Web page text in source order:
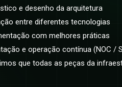
e desenho da arquitetura
entre diferentes tecnologias
com melhores práticas
e operação contínua (NOC /
que todas as peças da